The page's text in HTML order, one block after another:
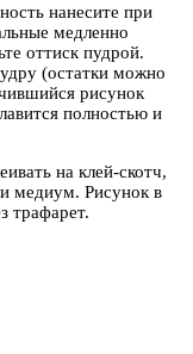
нанесите при
медленно
оттиск пудрой.
(остатки можно
рисунок
полностью и
на клей-скотч,
медиум. Рисунок в
трафарет.